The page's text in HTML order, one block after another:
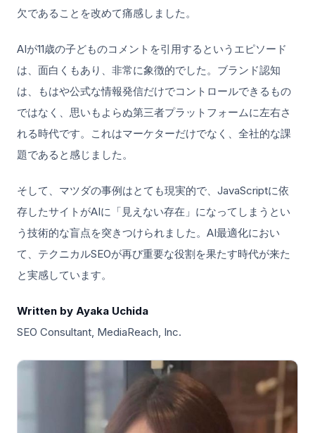
欠であることを改めて痛感しました。
AIが11歳の子どものコメントを引用するというエピソード
は、面白くもあり、非常に象徴的でした。ブランド認知
は、もはや公式な情報発信だけでコントロールできるもの
ではなく、思いもよらぬ第三者プラットフォームに左右さ
れる時代です。これはマーケターだけでなく、全社的な課
題であると感じました。
そして、マツダの事例はとても現実的で、JavaScriptに依
存したサイトがAIに「見えない存在」になってしまうとい
う技術的な盲点を突きつけられました。AI最適化におい
て、テクニカルSEOが再び重要な役割を果たす時代が来た
と実感しています。
Written by Ayaka Uchida
SEO Consultant, MediaReach, Inc.